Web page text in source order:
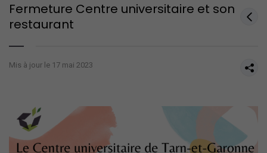
Fermeture Centre universitaire et son
restaurant
Mis à jour le 17 mai 2023